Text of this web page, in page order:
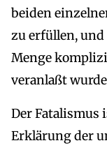
beiden
zu erfüllen, und
Menge
veranlaßt
Der Fatalismus
Erklärung der